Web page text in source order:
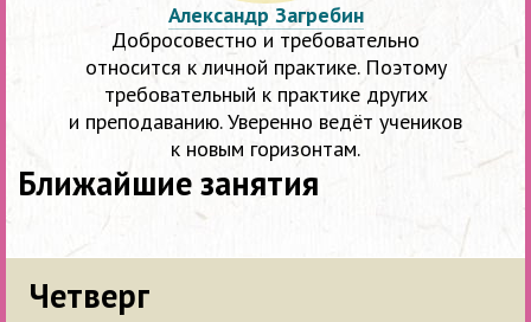
Александр Загребин
Добросовестно и требовательно
относится к личной практике. Поэтому
требовательный к практике других
и преподаванию. Уверенно ведёт учеников
к новым горизонтам.
Ближайшие занятия
Четверг